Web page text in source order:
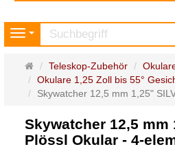
Navigation
Startseite
Teleskop-Zubehör
Okulare 1,25 Zoll bis 55°
Skywatcher 12,5 mm 1,25"
Skywatcher 12,5 mm
Plössl Okular - 4-